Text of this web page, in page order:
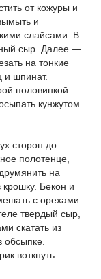
от кожуры и
и
слайсами. В
сыр. Далее —
на тонкие
и шпинат.
половинкой
кунжутом.
сторон до
полотенце,
на
Бекон и
с орехами.
твердый сыр,
скатать из
воткнуть